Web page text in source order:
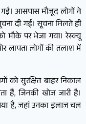
आसपास मौजूद लोगों ने
दी गई। सूचना मिलते ही
मौके पर भेजा गया। रेस्क्यू
लापता लोगों की तलाश में
को सुरक्षित बाहर निकाल
हैं, जिनकी खोज जारी है।
है, जहां उनका इलाज चल